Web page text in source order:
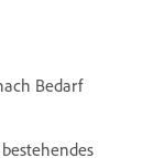
Bedarf